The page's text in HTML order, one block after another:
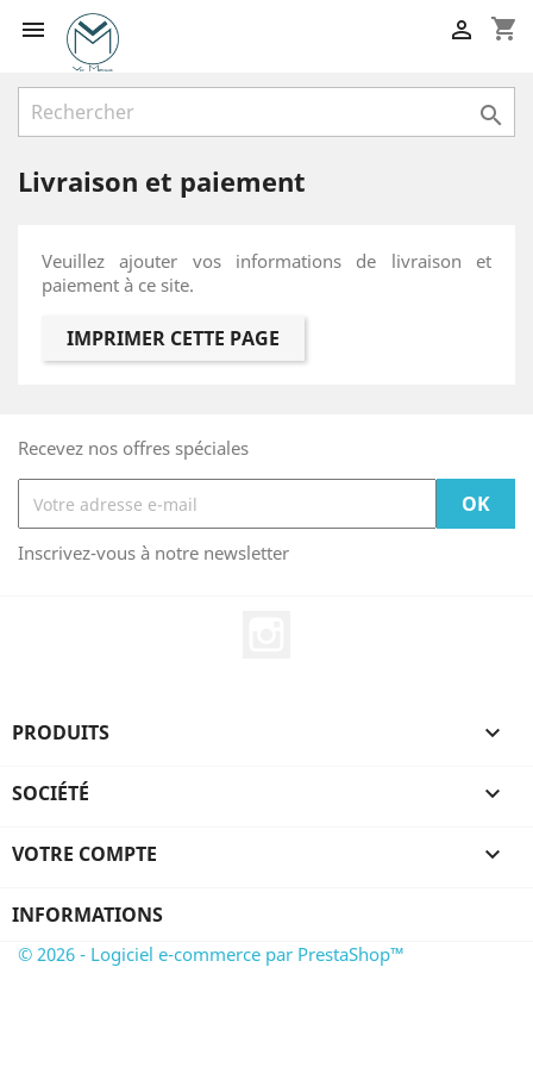
 shopping_cart


Livraison et paiement
Veuillez ajouter vos informations de livraison et
paiement à ce site.
Recevez nos offres spéciales
Inscrivez-vous à notre newsletter
PRODUITS 
SOCIÉTÉ 
VOTRE COMPTE 
INFORMATIONS
© 2026 - Logiciel e-commerce par PrestaShop™